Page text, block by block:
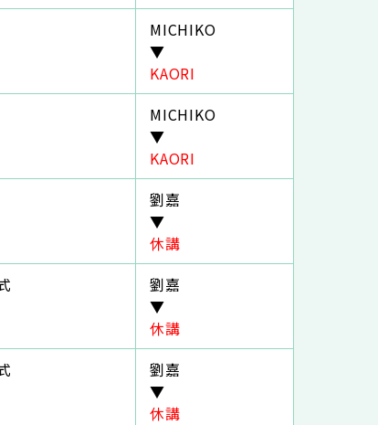
MICHIKO
▼
KAORI
MICHIKO
▼
KAORI
劉嘉
▼
休講
劉嘉
▼
休講
劉嘉
▼
休講